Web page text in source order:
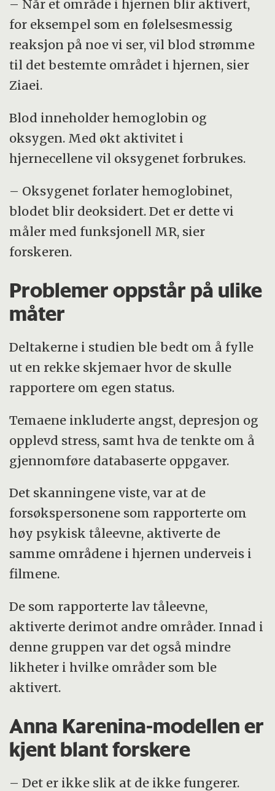
– Når et område i hjernen blir aktivert,
for eksempel som en følelsesmessig
reaksjon på noe vi ser, vil blod strømme
til det bestemte området i hjernen, sier
Ziaei.
Blod inneholder hemoglobin og
oksygen. Med økt aktivitet i
hjernecellene vil oksygenet forbrukes.
– Oksygenet forlater hemoglobinet,
blodet blir deoksidert. Det er dette vi
måler med funksjonell MR, sier
forskeren.
Problemer oppstår på ulike
måter
Deltakerne i studien ble bedt om å fylle
ut en rekke skjemaer hvor de skulle
rapportere om egen status.
Temaene inkluderte angst, depresjon og
opplevd stress, samt hva de tenkte om å
gjennomføre databaserte oppgaver.
Det skanningene viste, var at de
forsøkspersonene som rapporterte om
høy psykisk tåleevne, aktiverte de
samme områdene i hjernen underveis i
filmene.
De som rapporterte lav tåleevne,
aktiverte derimot andre områder. Innad i
denne gruppen var det også mindre
likheter i hvilke områder som ble
aktivert.
Anna Karenina-modellen er
kjent blant forskere
– Det er ikke slik at de ikke fungerer.